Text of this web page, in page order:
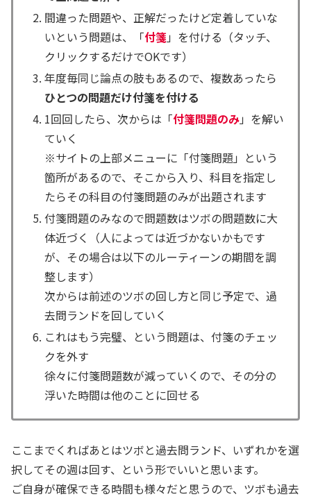
間違った問題や、正解だったけど定着していな
いという問題は、「付箋」を付ける（タッチ、
クリックするだけでOKです）
年度毎同じ論点の肢もあるので、複数あったら
ひとつの問題だけ付箋を付ける
1回回したら、次からは「付箋問題のみ」を解い
ていく
※サイトの上部メニューに「付箋問題」という
箇所があるので、そこから入り、科目を指定し
たらその科目の付箋問題のみが出題されます
付箋問題のみなので問題数はツボの問題数に大
体近づく（人によっては近づかないかもです
が、その場合は以下のルーティーンの期間を調
整します）
次からは前述のツボの回し方と同じ予定で、過
去問ランドを回していく
これはもう完璧、という問題は、付箋のチェッ
クを外す
徐々に付箋問題数が減っていくので、その分の
浮いた時間は他のことに回せる
ここまでくればあとはツボと過去問ランド、いずれかを選
択してその週は回す、という形でいいと思います。
ご自身が確保できる時間も様々だと思うので、ツボも過去